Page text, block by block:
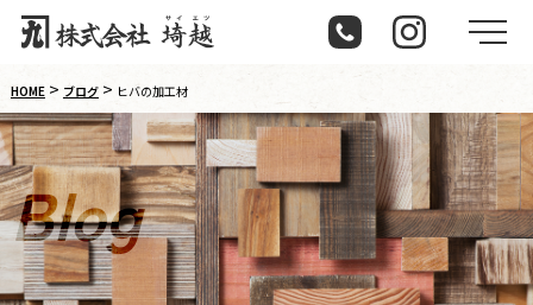
メ
HOME> ブログ> ヒバの加工材
Blog